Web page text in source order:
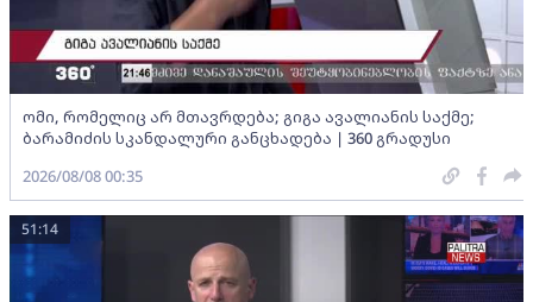
ომი, რომელიც არ მთავრდება; გიგა ავალიანის საქმე;
ბარამიძის სკანდალური განცხადება | 360 გრადუსი
2026/08/08 00:35
51:14